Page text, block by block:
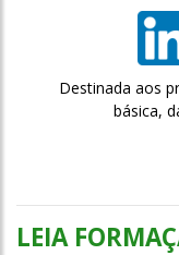
Destinada aos
básica,
LEIA